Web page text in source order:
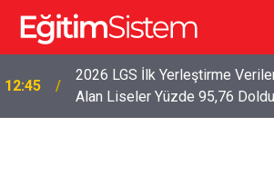
12:45
2026 LGS İlk Yerleştirme
Alan Liseler Yüzde 95,76 Doldu